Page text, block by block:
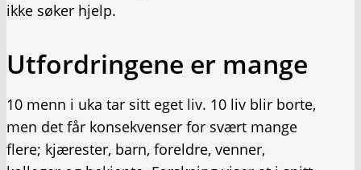
ikke søker hjelp.
Utfordringene er mange
10 menn i uka tar sitt eget liv. 10 liv blir borte,
men det får konsekvenser for svært mange
flere; kjærester, barn, foreldre, venner,